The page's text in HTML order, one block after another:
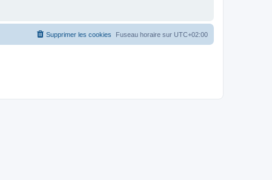
Fuseau horaire sur UTC+02:00
Supprimer les cookies